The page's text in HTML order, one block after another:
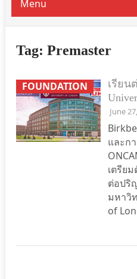
Menu
Tag: Premaster
FOUNDATION
เรียน
June
และก
เตรีย
ต่อปริ
มหาวิ
of